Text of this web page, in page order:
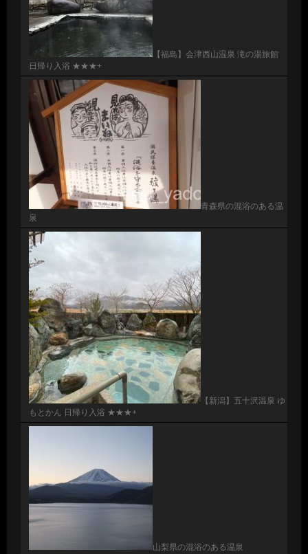
【福島】会津西山温泉 滝の湯旅館
日帰り入浴 ★★★+
青森県の混浴のある温
泉
【新潟】五十沢温泉 ゆ
もとかん 日帰り入浴 ★★★+
山梨県の混浴のある温泉